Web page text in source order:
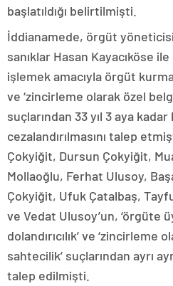
başlatıldığı belirtilmişti.
İddianamede, örgüt
sanıklar Hasan Kayacıköse
işlemek amacıyla örgüt
ve ‘zincirleme olarak özel
suçlarından 33 yıl 3 aya
cezalandırılmasını talep
Çokyiğit, Dursun Çokyiğit,
Mollaoğlu, Ferhat Ulusoy,
Çokyiğit, Ufuk Çatalbaş,
ve Vedat Ulusoy’un, ‘örgüte
dolandırıcılık’ ve ‘zincirleme
sahtecilik’ suçlarından ayrı
talep edilmişti.